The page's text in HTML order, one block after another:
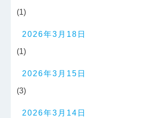
(1)
2026年3月18日
(1)
2026年3月15日
(3)
2026年3月14日